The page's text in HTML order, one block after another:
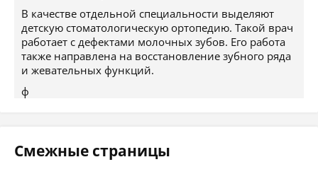
В качестве отдельной специальности выделяют
детскую стоматологическую ортопедию. Такой врач
работает с дефектами молочных зубов. Его работа
также направлена на восстановление зубного ряда
и жевательных функций.
ф
Смежные страницы